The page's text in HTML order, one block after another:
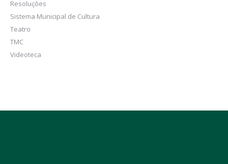
Resoluções
Sistema Municipal de Cultura
Teatro
TMC
Videoteca